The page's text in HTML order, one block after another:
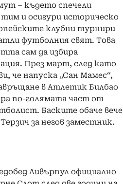
– където спечели
и осигури историческо
клубни турнири
футболния свят. Това
сам да избира
През март, след като
че напуска „Сан Мамес“,
в Атлетик Билбао
по-голямата част от
Баските обаче вече
за негов заместник.
Ливърпул официално